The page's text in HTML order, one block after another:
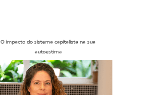
O impacto do sistema capitalista na sua
autoestima